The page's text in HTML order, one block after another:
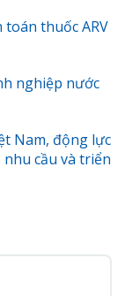
thuốc ARV
nghiệp nước
Nam, động lực
cầu và triển